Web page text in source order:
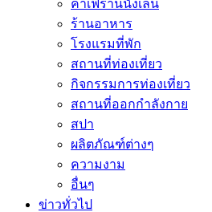
คาเฟ่ร้านนั่งเล่น
ร้านอาหาร
โรงแรมที่พัก
สถานที่ท่องเที่ยว
กิจกรรมการท่องเที่ยว
สถานที่ออกกำลังกาย
สปา
ผลิตภัณฑ์ต่างๆ
ความงาม
อื่นๆ
ข่าวทั่วไป